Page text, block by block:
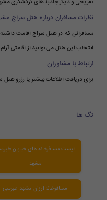
تفریحی و دیگر جاذبه های گردشگری
نظرات مسافران درباره هتل سراج
مسافرانی که در هتل سراج اقامت داشته
انتخاب این هتل می توانید از اقامتی
ارتباط با مشاوران
برای دریافت اطلاعات بیشتر یا رزرو
تگ ها
لیست مسافرخانه های خیابان
مشهد
مسافرخانه ارزان مشهد طبرسی